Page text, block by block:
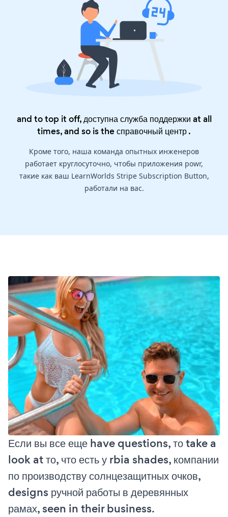
and to top it off, доступна служба поддержки at all
times, and so is theсправочный центр.
Кроме того, наша команда опытных инженеров
работает круглосуточно, чтобы приложения powr,
такие как ваш LearnWorlds Stripe Subscription Button,
работали на вас.
Если вы все еще have questions, то take a
look at то, что есть у rbia shades, компании
по производству солнцезащитных очков,
designs ручной работы в деревянных
рамах, seen in their business.